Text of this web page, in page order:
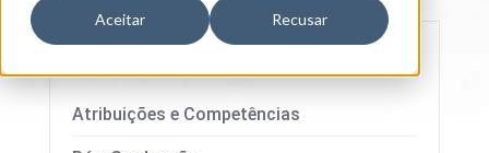
Aceitar Recusar
Atribuições e Competências